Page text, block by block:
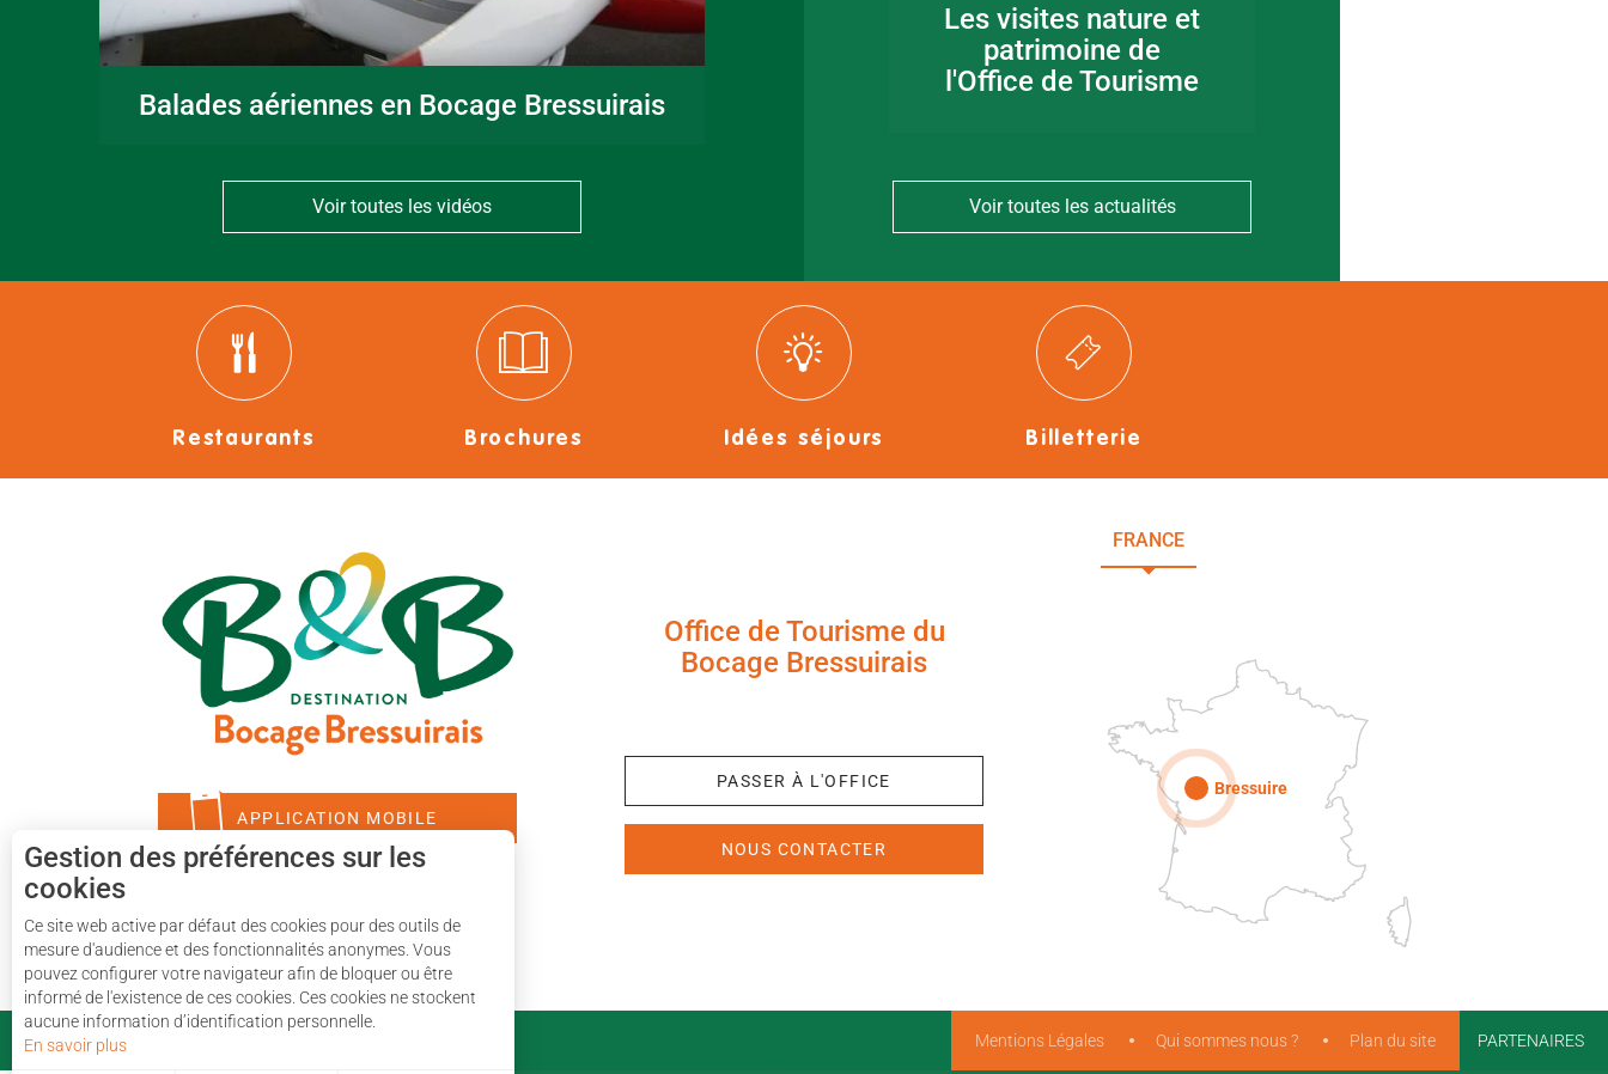
Balades aériennes en Bocage Bressuirais
Voir toutes les vidéos
Fête de la musique
Les visites nature et
patrimoine de
l'Office de Tourisme
Voir toutes les actualités
Restaurants Brochures Idées séjours Billetterie
APPLICATION MOBILE
Office de Tourisme du
Bocage Bressuirais
PASSER À L'OFFICE
NOUS CONTACTER
FRANCE
Bressuire
PARTENAIRES
Mentions Légales Qui sommes nous ? Plan du site
Gestion des préférences sur les
cookies
Ce site web active par défaut des cookies pour des outils de
mesure d'audience et des fonctionnalités anonymes. Vous
pouvez configurer votre navigateur afin de bloquer ou être
informé de l'existence de ces cookies. Ces cookies ne stockent
aucune information d’identification personnelle.
En savoir plus